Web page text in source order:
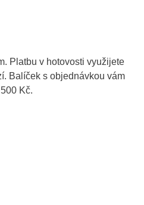
Platbu v hotovosti využijete
Balíček s objednávkou vám
Kč.